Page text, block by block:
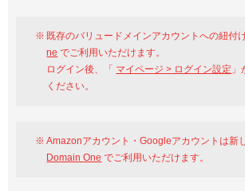
既存のバリュードメインアカウントへの紐付
ne でご利用いただけます。
ログイン後、「 マイページ > ログイン設定
ください。
Amazonアカウント・Googleアカウントは新
Domain One でご利用いただけます。